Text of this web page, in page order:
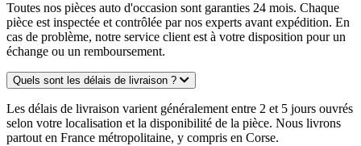
Toutes nos pièces auto d'occasion sont garanties 24 mois. Chaque
pièce est inspectée et contrôlée par nos experts avant expédition. En
cas de problème, notre service client est à votre disposition pour un
échange ou un remboursement.
Quels sont les délais de livraison ?
Les délais de livraison varient généralement entre 2 et 5 jours ouvrés
selon votre localisation et la disponibilité de la pièce. Nous livrons
partout en France métropolitaine, y compris en Corse.